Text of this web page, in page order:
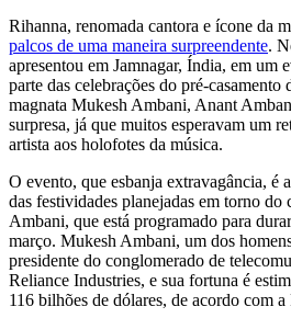
Rihanna, renomada cantora e ícone da
palcos de uma maneira surpreendente.
apresentou em Jamnagar, Índia, em um
parte das celebrações do pré-
magnata Mukesh Ambani, Anant
surpresa, já que muitos esperavam um
artista aos holofotes da música.
O evento, que esbanja extravagância, é
das festividades planejadas em torno do
Ambani, que está programado para
março. Mukesh Ambani, um dos
presidente do conglomerado de
Reliance Industries, e sua fortuna é
116 bilhões de dólares, de acordo com a